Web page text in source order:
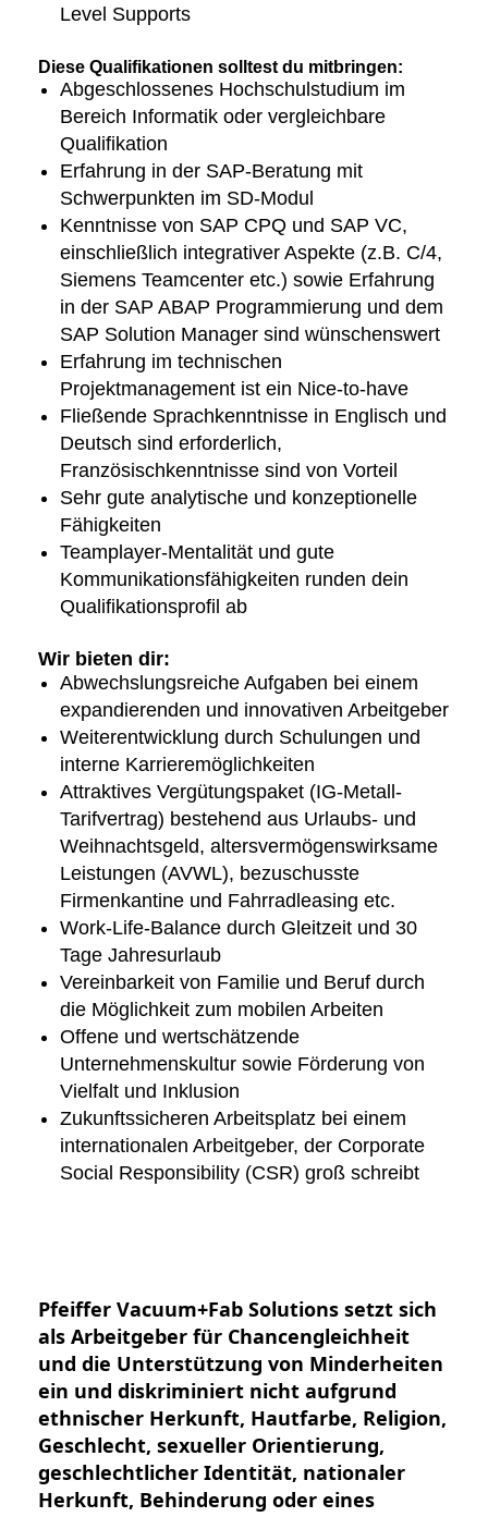
Level Supports
Diese Qualifikationen solltest du mitbringen:
Abgeschlossenes Hochschulstudium im
Bereich Informatik oder vergleichbare
Qualifikation
Erfahrung in der SAP-Beratung mit
Schwerpunkten im SD-Modul
Kenntnisse von SAP CPQ und SAP VC,
einschließlich integrativer Aspekte (z.B. C/4,
Siemens Teamcenter etc.) sowie Erfahrung
in der SAP ABAP Programmierung und dem
SAP Solution Manager sind wünschenswert
Erfahrung im technischen
Projektmanagement ist ein Nice-to-have
Fließende Sprachkenntnisse in Englisch und
Deutsch sind erforderlich,
Französischkenntnisse sind von Vorteil
Sehr gute analytische und konzeptionelle
Fähigkeiten
Teamplayer-Mentalität und gute
Kommunikationsfähigkeiten runden dein
Qualifikationsprofil ab
Wir bieten dir:
Abwechslungsreiche Aufgaben bei einem
expandierenden und innovativen Arbeitgeber
Weiterentwicklung durch Schulungen und
interne Karrieremöglichkeiten
Attraktives Vergütungspaket (IG-Metall-
Tarifvertrag) bestehend aus Urlaubs- und
Weihnachtsgeld, altersvermögenswirksame
Leistungen (AVWL), bezuschusste
Firmenkantine und Fahrradleasing etc.
Work-Life-Balance durch Gleitzeit und 30
Tage Jahresurlaub
Vereinbarkeit von Familie und Beruf durch
die Möglichkeit zum mobilen Arbeiten
Offene und wertschätzende
Unternehmenskultur sowie Förderung von
Vielfalt und Inklusion
Zukunftssicheren Arbeitsplatz bei einem
internationalen Arbeitgeber, der Corporate
Social Responsibility (CSR) groß schreibt
Pfeiffer Vacuum+Fab Solutions setzt sich
als Arbeitgeber für Chancengleichheit
und die Unterstützung von Minderheiten
ein und diskriminiert nicht aufgrund
ethnischer Herkunft, Hautfarbe, Religion,
Geschlecht, sexueller Orientierung,
geschlechtlicher Identität, nationaler
Herkunft, Behinderung oder eines